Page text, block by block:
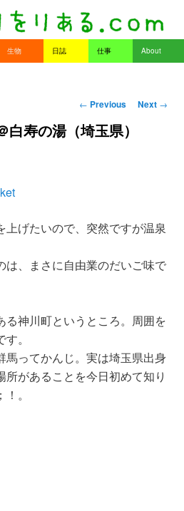
生物 日誌 仕事 About
Post navigation
← Previous Next →
寿の湯（埼玉県）
上げたいので、突然ですが温泉
は、まさに自由業のだいご味で
る神川町というところ。周囲を
。
馬ってかんじ。実は埼玉県出身
があることを今日初めて知り
。